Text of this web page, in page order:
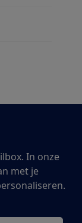
via app
In onze
met je